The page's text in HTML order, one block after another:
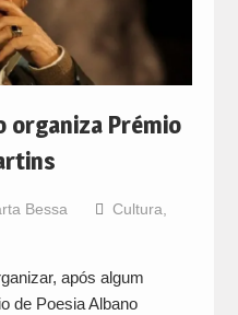
organiza Prémio
Bessa Cultura
após algum
de Poesia Albano